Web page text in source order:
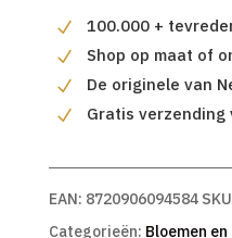
100.000 +
Shop op maat of
De originele van
Gratis verzending
EAN: 8720906094584
Categorieën: Bloemen